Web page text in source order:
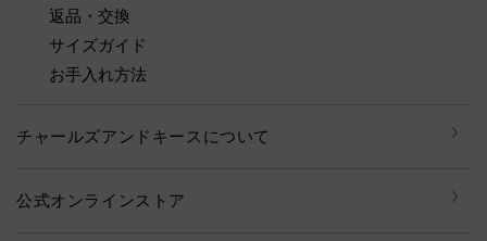
返品・交換
サイズガイド
お手入れ方法
チャールズアンドキースについて
公式オンラインストア